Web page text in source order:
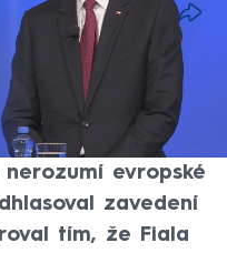
se ve středečním
opřel do
Babiše. Šéf
evropské
zavedení
tím, že Fiala